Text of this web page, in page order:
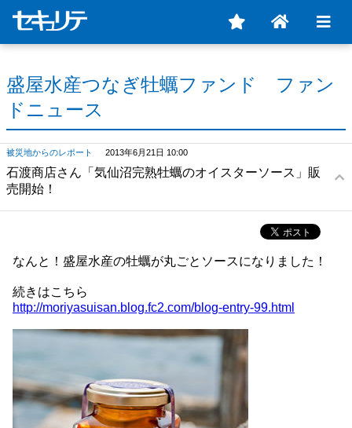
盛屋水産つなぎ牡蠣ファンド ファン
ドニュース
被災地からのレポート 2013年6月21日 10:00
石渡商店さん「気仙沼完熟牡蠣のオイスターソース」販
売開始！
なんと！盛屋水産の牡蠣が丸ごとソースになりました！
続きはこちら
http://moriyasuisan.blog.fc2.com/blog-entry-99.html